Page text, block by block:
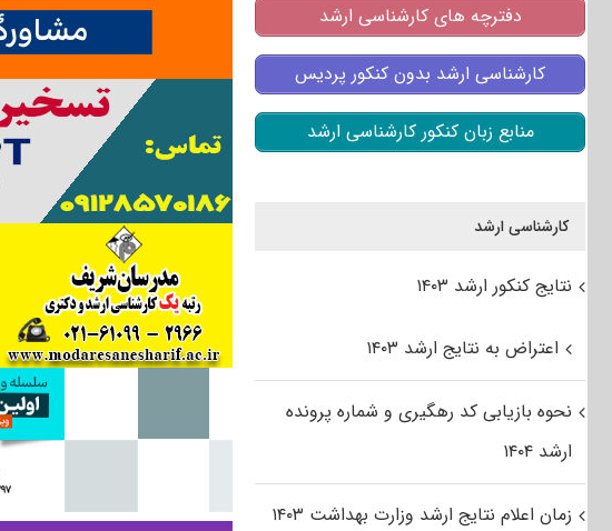
دفترچه های کارشناسی ارشد
کارشناسی ارشد بدون کنکور پردیس
منابع زبان کنکور کارشناسی ارشد
کارشناسی ارشد
نتایج کنکور ارشد ۱۴۰۳
اعتراض به نتایج ارشد ۱۴۰۳
نحوه بازیابی کد رهگیری و شماره پرونده
ارشد ۱۴۰۴
زمان اعلام نتایج ارشد وزارت بهداشت ۱۴۰۳